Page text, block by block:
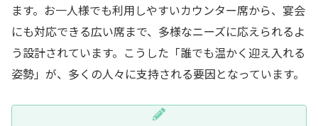
ます。お一人様でも利用しやすいカウンター席から、宴会
にも対応できる広い席まで、多様なニーズに応えられるよ
う設計されています。こうした「誰でも温かく迎え入れる
姿勢」が、多くの人々に支持される要因となっています。